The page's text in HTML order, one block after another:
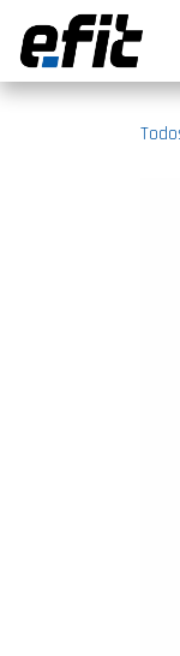
Ir al contenido